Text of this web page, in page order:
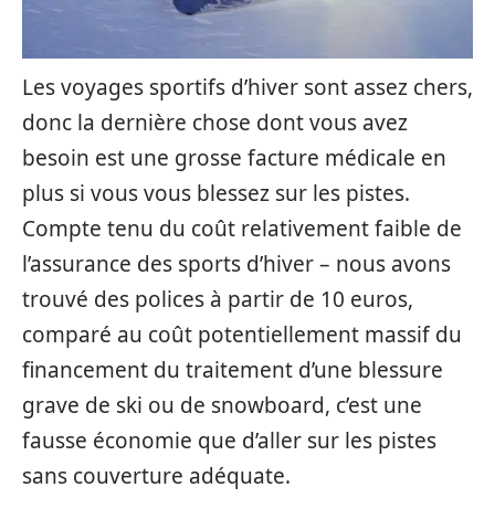
Les voyages sportifs d’hiver sont assez chers,
donc la dernière chose dont vous avez
besoin est une grosse facture médicale en
plus si vous vous blessez sur les pistes.
Compte tenu du coût relativement faible de
l’assurance des sports d’hiver – nous avons
trouvé des polices à partir de 10 euros,
comparé au coût potentiellement massif du
financement du traitement d’une blessure
grave de ski ou de snowboard, c’est une
fausse économie que d’aller sur les pistes
sans couverture adéquate.